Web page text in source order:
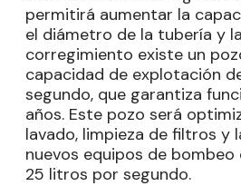
permitirá aumentar la
el diámetro de la tubería y
corregimiento existe un
capacidad de explotación
segundo, que garantiza
años. Este pozo será
lavado, limpieza de filtros y
nuevos equipos de
25 litros por segundo.